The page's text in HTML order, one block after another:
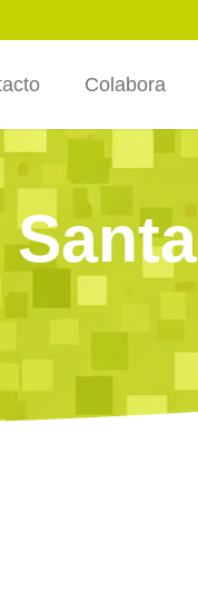
Colabora